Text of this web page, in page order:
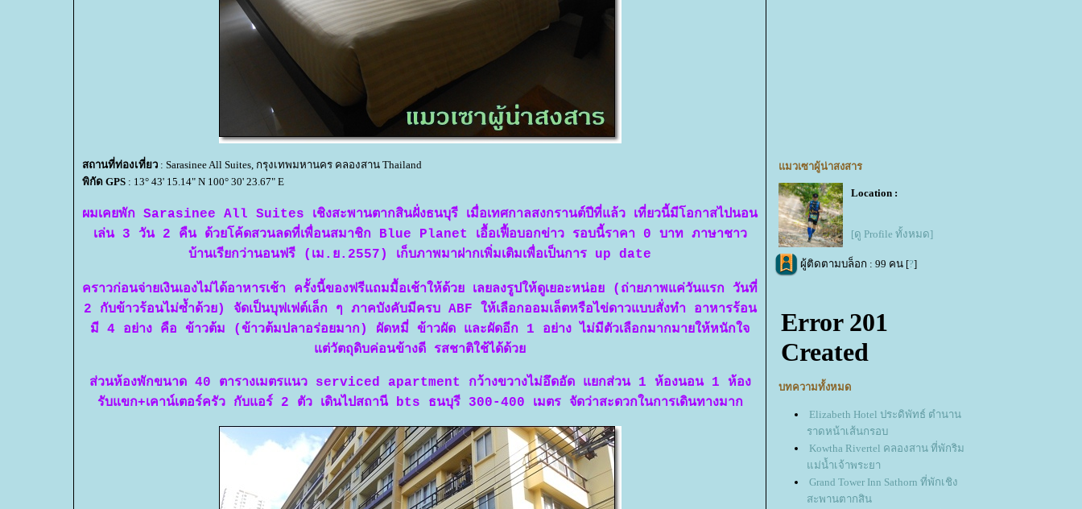
สถานที่ท่องเที่ยว : Sarasinee All Suites, กรุงเทพมหานคร คลองสาน Thailand
พิกัด GPS : 13° 43' 15.14" N 100° 30' 23.67" E
ผมเคยพัก Sarasinee All Suites เชิงสะพานตากสินฝั่งธนบุรี เมื่อเทศกาลสงกรานต์ปีที่แล้ว เที่ยวนี้มีโอกาสไปนอน
เล่น 3 วัน 2 คืน ด้วยโค้ดสวนลดที่เพื่อนสมาชิก Blue Planet เอื้อเฟื้อบอกข่าว รอบนี้ราคา 0 บาท ภาษาชาว
บ้านเรียกว่านอนฟรี (เม.ย.2557) เก็บภาพมาฝากเพิ่มเติมเพื่อเป็นการ up date
คราวก่อนจ่ายเงินเองไม่ได้อาหารเช้า ครั้งนี้ของฟรีแถมมื้อเช้าให้ด้วย เลยลงรูปให้ดูเยอะหน่อย (ถ่ายภาพแค่วันแรก วันที่
2 กับข้าวร้อนไม่ซ้ำด้วย) จัดเป็นบุฟเฟต์เล็ก ๆ ภาคบังคับมีครบ ABF ให้เลือกออมเล็ตหรือไข่ดาวแบบสั่งทำ อาหารร้อน
มี 4 อย่าง คือ ข้าวต้ม (ข้าวต้มปลาอร่อยมาก) ผัดหมี่ ข้าวผัด และผัดอีก 1 อย่าง ไม่มีตัวเลือกมากมายให้หนักใจ
ต่วัตถุดิบค่อนข้างดี รสชาติใช้ได้ด้ว
ส่วนห้องพักขนาด 40 ตารางเมตรแนว serviced apartment กว้างขวางไม่อึดอัด แยกส่วน 1 ห้องนอน 1 ห้อง
รับแขก+เคาน์เตอร์ครัว กับแอร์ 2 ตัว เดินไปสถานี bts ธนบุรี 300-400 เมตร จัดว่าสะดวกในการเดินทางมาก
มวเซาผู้น่าสงสาร
Location :
[ดู Profile ทั้งหมด]
ผู้ติดตามบล็อก : 99 คน [?]
บทความทั้งหมด
Elizabeth Hotel ประดิพัทธ์ ตำนาน
ราดหน้าเส้นกรอบ
Kowtha Rivertel คลองสาน ที่พักริม
ม่น้ำเจ้าพระยา
Grand Tower Inn Sathorn ที่พักเชิง
สะพานตากสิน